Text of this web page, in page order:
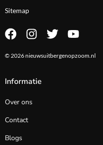
Sitemap
© 2026 nieuwsuitbergenopzoom.nl
Informatie
Over ons
Contact
Blogs